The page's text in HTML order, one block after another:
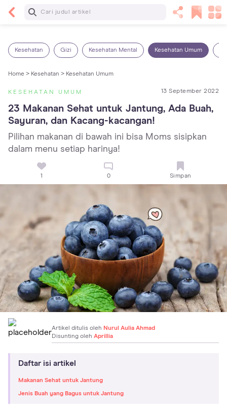
Baca Selanjutnya
Kesehatan Gizi Kesehatan Mental Kesehatan Umum
Home > Kesehatan > Kesehatan Umum
KESEHATAN UMUM 13 September 2022
23 Makanan Sehat untuk Jantung, Ada Buah,
Sayuran, dan Kacang-kacangan!
Pilihan makanan di bawah ini bisa Moms sisipkan
dalam menu setiap harinya!
1 0 Simpan
Artikel ditulis oleh Nurul Aulia Ahmad
Disunting oleh Aprillia
Daftar isi artikel
Makanan Sehat untuk Jantung
Jenis Buah yang Bagus untuk Jantung